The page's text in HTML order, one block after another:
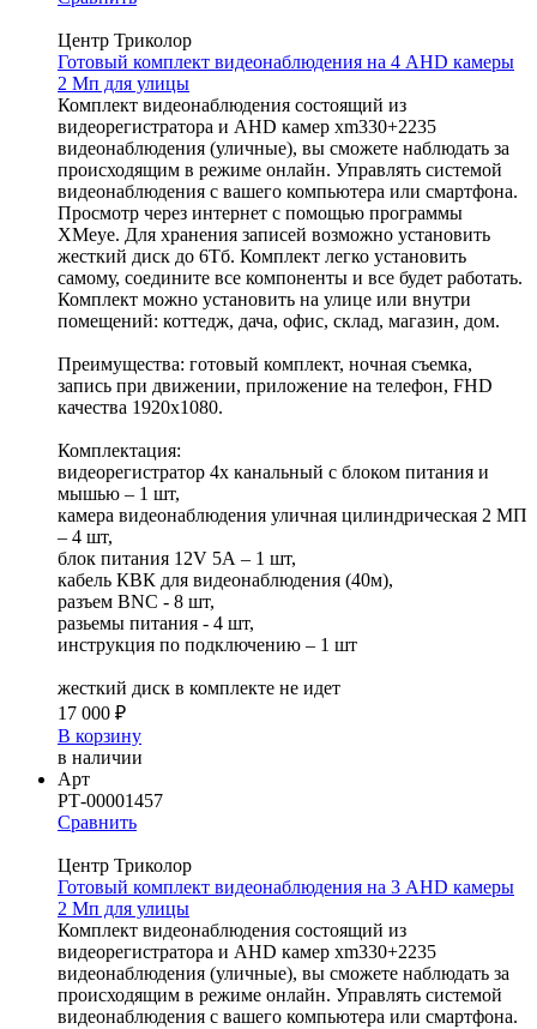
Центр Триколор
Готовый комплект видеонаблюдения на 4 AHD камеры
2 Мп для улицы
Комплект видеонаблюдения состоящий из
видеорегистратора и AHD камер xm330+2235
видеонаблюдения (уличные), вы сможете наблюдать за
происходящим в режиме онлайн. Управлять системой
видеонаблюдения с вашего компьютера или смартфона.
Просмотр через интернет с помощью программы
XMeye. Для хранения записей возможно установить
жесткий диск до 6Тб. Комплект легко установить
самому, соедините все компоненты и все будет работать.
Комплект можно установить на улице или внутри
помещений: коттедж, дача, офис, склад, магазин, дом.
Преимущества: готовый комплект, ночная съемка,
запись при движении, приложение на телефон, FHD
качества 1920x1080.
Комплектация:
видеорегистратор 4х канальный c блоком питания и
мышью – 1 шт,
камера видеонаблюдения уличная цилиндрическая 2 МП
– 4 шт,
блок питания 12V 5А – 1 шт,
кабель КВК для видеонаблюдения (40м),
разъем BNC - 8 шт,
разьемы питания - 4 шт,
инструкция по подключению – 1 шт
жесткий диск в комплекте не идет
17 000 ₽
В корзину
в наличии
Арт
РТ-00001457
Сравнить
Центр Триколор
Готовый комплект видеонаблюдения на 3 AHD камеры
2 Мп для улицы
Комплект видеонаблюдения состоящий из
видеорегистратора и AHD камер xm330+2235
видеонаблюдения (уличные), вы сможете наблюдать за
происходящим в режиме онлайн. Управлять системой
видеонаблюдения с вашего компьютера или смартфона.